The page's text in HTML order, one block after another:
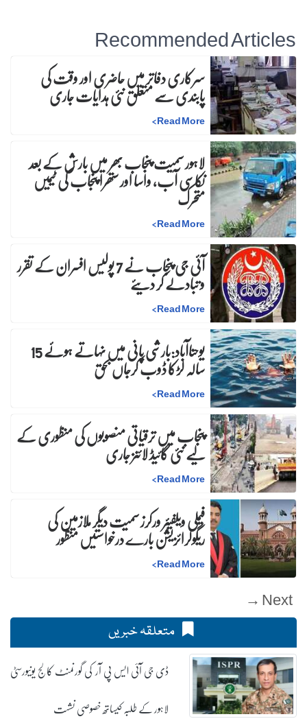
Recommended Articles
سرکاری دفاتر میں حاضری اور وقت کی
پابندی سے متعلق نئی ہدایات جاری
Read More
>
لاہور سمیت پنجاب بھر میں بارش کے بعد
نکاسی آب، واسا اور ستھرا پنجاب کی ٹیمیں
متحرک
Read More
>
آئی جی پنجاب نے 7 پولیس افسران کے تقرر و تبادلے کر دیئے
Read More
>
یوحناآباد:بارشی پانی میں نہاتے ہوئے 15 سالہ لڑکا ڈوب کرجاں بحق
Read More
>
پنجاب میں ترقیاتی منصوبوں کی منظوری کے
لیے نئی گائیڈ لائنز جاری
Read More
>
فیملی ویلفیئر ورکرز سمیت دیگر ملازمین کی
ریگولرائزیشن بارے درخواستیں منظور
Read More
>
Next →
متعلقہ خبریں
ڈی جی آئی ایس پی آر کی گورنمنٹ کالج یونیورسٹی
لاہور کے طلبہ کیساتھ خصوصی نشست